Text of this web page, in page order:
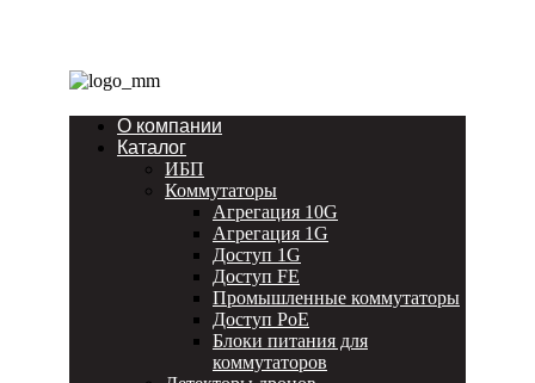
О компании
Каталог
ИБП
Коммутаторы
Агрегация 10G
Агрегация 1G
Доступ 1G
Доступ FE
Промышленные коммутаторы
Доступ PoE
Блоки питания для
коммутаторов